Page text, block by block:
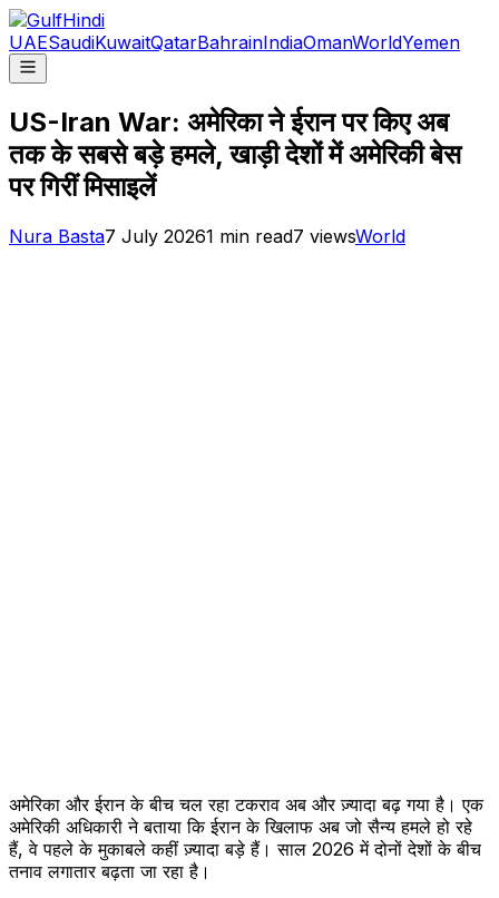
UAESaudiKuwaitQatarBahrainIndiaOmanWorldYemen
US-Iran War: अमेरिका ने ईरान पर किए अब
तक के सबसे बड़े हमले, खाड़ी देशों में अमेरिकी बेस
पर गिरीं मिसाइलें
Nura Basta7 July 20261 min read7 viewsWorld
अमेरिका और ईरान के बीच चल रहा टकराव अब और ज़्यादा बढ़ गया है। एक
अमेरिकी अधिकारी ने बताया कि ईरान के खिलाफ अब जो सैन्य हमले हो रहे
हैं, वे पहले के मुकाबले कहीं ज़्यादा बड़े हैं। साल 2026 में दोनों देशों के बीच
तनाव लगातार बढ़ता जा रहा है।